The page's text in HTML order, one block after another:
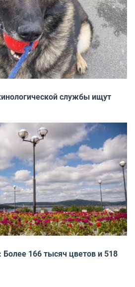
службы ищут
166 тысяч цветов и 518